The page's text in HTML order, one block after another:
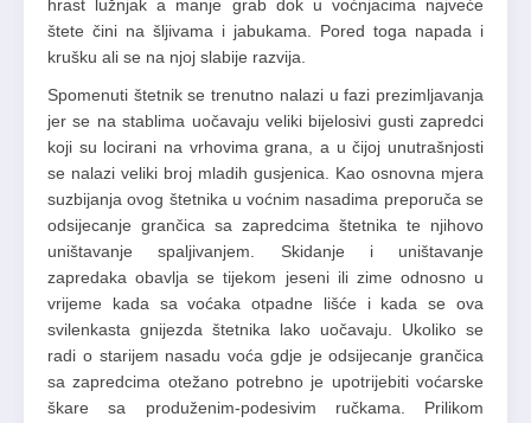
hrast lužnjak a manje grab dok u voćnjacima najveće
štete čini na šljivama i jabukama. Pored toga napada i
krušku ali se na njoj slabije razvija.
Spomenuti štetnik se trenutno nalazi u fazi prezimljavanja
jer se na stablima uočavaju veliki bijelosivi gusti zapredci
koji su locirani na vrhovima grana, a u čijoj unutrašnjosti
se nalazi veliki broj mladih gusjenica. Kao osnovna mjera
suzbijanja ovog štetnika u voćnim nasadima preporuča se
odsijecanje grančica sa zapredcima štetnika te njihovo
uništavanje spaljivanjem. Skidanje i uništavanje
zapredaka obavlja se tijekom jeseni ili zime odnosno u
vrijeme kada sa voćaka otpadne lišće i kada se ova
svilenkasta gnijezda štetnika lako uočavaju. Ukoliko se
radi o starijem nasadu voća gdje je odsijecanje grančica
sa zapredcima otežano potrebno je upotrijebiti voćarske
škare sa produženim-podesivim ručkama. Prilikom